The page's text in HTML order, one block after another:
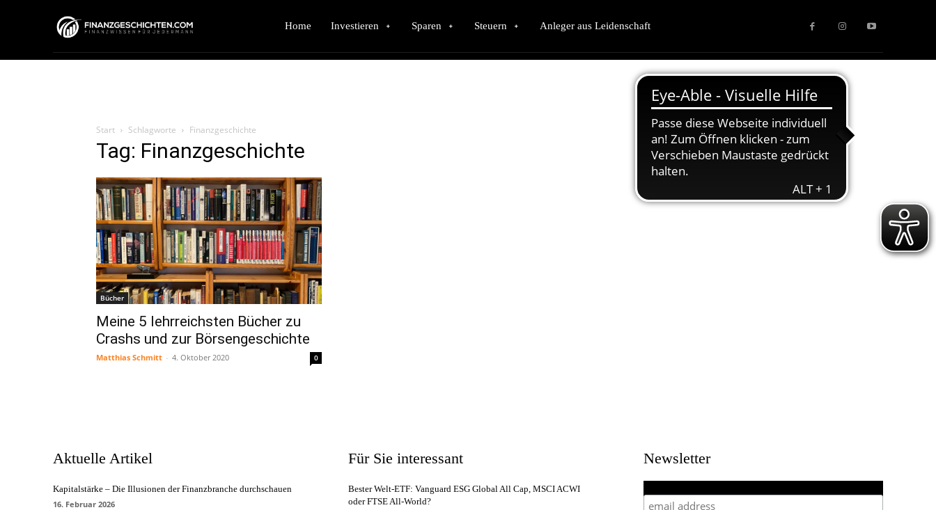
Home Investieren Sparen Steuern Anleger aus Leidenschaft
Start Schlagworte Finanzgeschichte
Tag: Finanzgeschichte
Bücher
Meine 5 lehrreichsten Bücher zu
Crashs und zur Börsengeschichte
Matthias Schmitt - 4. Oktober 2020 0
Aktuelle Artikel
Kapitalstärke – Die Illusionen der Finanzbranche durchschauen
16. Februar 2026
Für Sie interessant
Bester Welt-ETF: Vanguard ESG Global All Cap, MSCI ACWI
oder FTSE All-World?
Newsletter